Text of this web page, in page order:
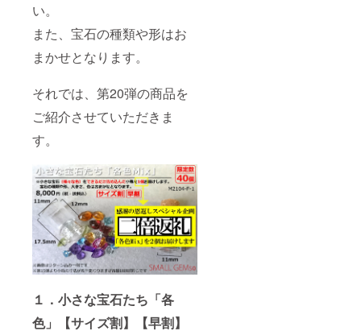
い。
また、宝石の種類や形はお
まかせとなります。
それでは、第20弾の商品を
ご紹介させていただきま
す。
１．小さな宝石たち「各
色」【サイズ割】【早割】